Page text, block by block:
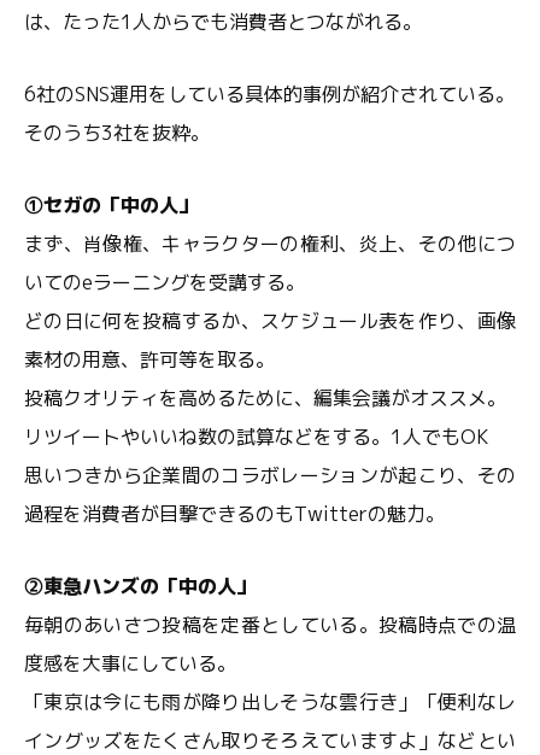
は、たった1人からでも消費者とつながれる。
6社のSNS運用をしている具体的事例が紹介されている。
そのうち3社を抜粋。
①セガの「中の人」
まず、肖像権、キャラクターの権利、炎上、その他につ
いてのeラーニングを受講する。
どの日に何を投稿するか、スケジュール表を作り、画像
素材の用意、許可等を取る。
投稿クオリティを高めるために、編集会議がオススメ。
リツイートやいいね数の試算などをする。1人でもOK
思いつきから企業間のコラボレーションが起こり、その
過程を消費者が目撃できるのもTwitterの魅力。
②東急ハンズの「中の人」
毎朝のあいさつ投稿を定番としている。投稿時点での温
度感を大事にしている。
「東京は今にも雨が降り出しそうな雲行き」「便利なレ
イングッズをたくさん取りそろえていますよ」などとい